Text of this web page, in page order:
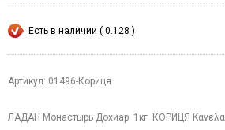
Есть в наличии ( 0.128 )
Артикул: 01496-Кориця
ЛАДАН Монастырь Дохиар 1кг КОРИЦЯ Κανελα